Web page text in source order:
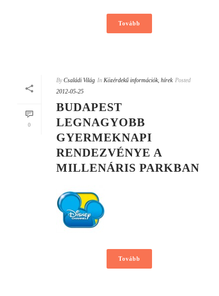
Tovább
0
By Családi Világ In Közérdekű információk, hírek Posted
2012-05-25
BUDAPEST
LEGNAGYOBB
GYERMEKNAPI
RENDEZVÉNYE A
MILLENÁRIS PARKBAN
Tovább